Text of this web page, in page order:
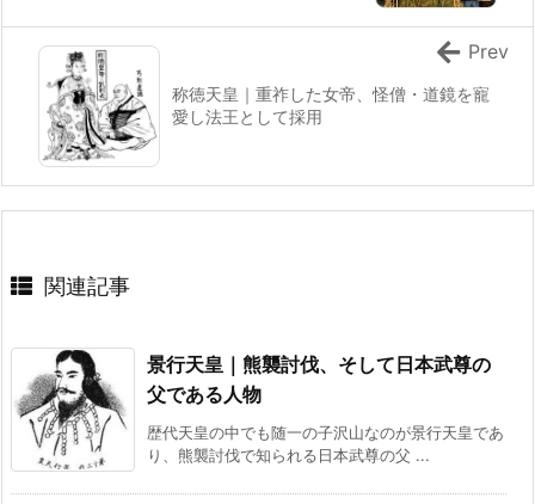
称徳天皇｜重祚した女帝、怪僧・道鏡を寵
愛し法王として採用
Prev
関連記事
景行天皇｜熊襲討伐、そして日本武尊の
父である人物
歴代天皇の中でも随一の子沢山なのが景行天皇であ
り、熊襲討伐で知られる日本武尊の父 ...